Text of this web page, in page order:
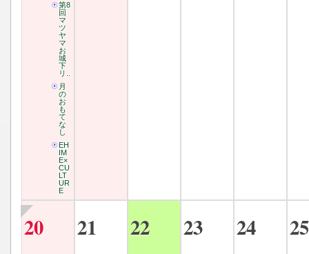
第8
回
マ
ツ
ヤ
マ
お
城
下
リ..
月
の
お
も
て
な
し
EH
IM
E×
CU
LT
UR
E
20 21 22 23 24 25